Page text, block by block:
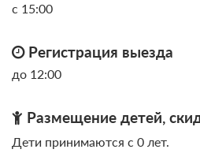
с 15:00
Регистрация выезда
до 12:00
Размещение детей,
Дети принимаются с 0 лет.